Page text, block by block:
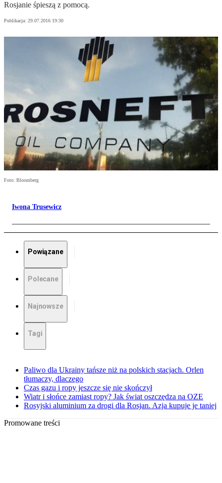
Rosjanie śpieszą z pomocą.
Publikacja: 29.07.2016 19:30
Foto: Bloomberg
Iwona Trusewicz
Powiązane
Polecane
Najnowsze
Tagi
Paliwo dla Ukrainy tańsze niż na polskich stacjach. Orlen
tłumaczy, dlaczego
Czas gazu i ropy jeszcze się nie skończył
Wiatr i słońce zamiast ropy? Jak świat oszczędza na OZE
Rosyjski aluminium za drogi dla Rosjan. Azja kupuje je taniej
Promowane treści